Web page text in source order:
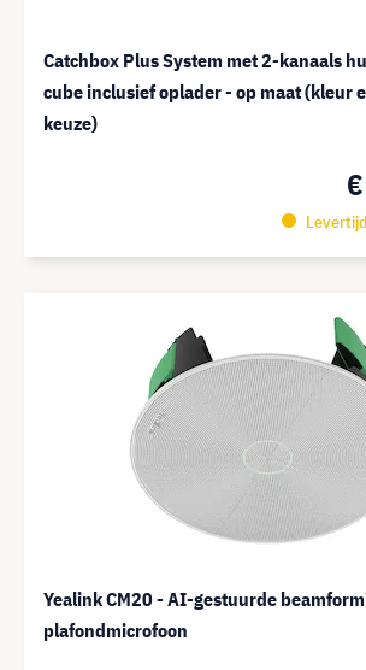
Catchbox Plus System met 2-kanaals
cube inclusief oplader - op maat (kleur
keuze)
Yealink CM20 - AI-gestuurde
plafondmicrofoon